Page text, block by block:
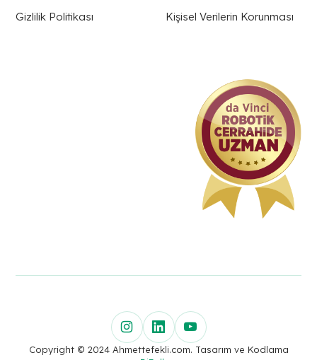
Gizlilik Politikası
Kişisel Verilerin Korunması
Copyright © 2024 Ahmettefekli.com. Tasarım ve Kodlama